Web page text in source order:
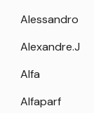
Alessandro
Alexandre.J
Alfa
Alfaparf